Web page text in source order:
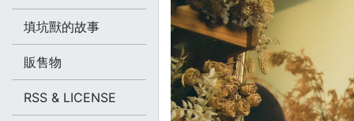
填坑獸的故事
販售物
RSS & LICENSE